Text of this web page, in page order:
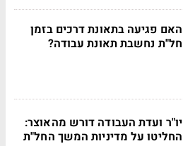
האם פגיעה בתאונת דרכים בזמן
חל"ת נחשבת תאונת עבודה?
יו"ר ועדת העבודה דורש מהאוצר:
החליטו על מדיניות המשך החל"ת